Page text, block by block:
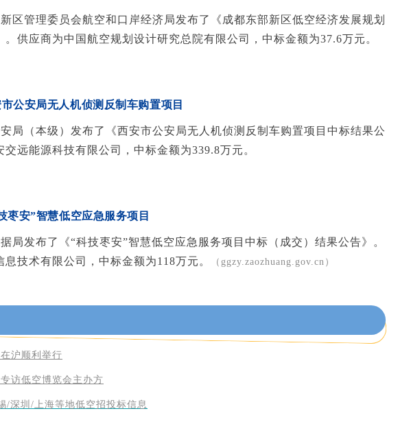
区管理委员会航空和口岸经济局发布了《成都东部新区低空经济发展规划
供应商为中国航空规划设计研究总院有限公司，中标金额为37.6万元。
公安局无人机侦测反制车购置项目
局（本级）发布了《西安市公安局无人机侦测反制车购置项目中标结果公
远能源科技有限公司，中标金额为339.8万元。
枣安”智慧低空应急服务项目
局发布了《“科技枣安”智慧低空应急服务项目中标（成交）结果公告》。
技术有限公司，中标金额为118万元。
（ggzy.zaozhuang.gov.cn）
沪顺利举行
访低空博览会主办方
/深圳/上海等地低空招投标信息